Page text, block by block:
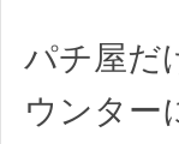
パチ屋だ
ウンター